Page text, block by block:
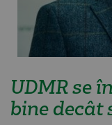
UDMR se
bine decât